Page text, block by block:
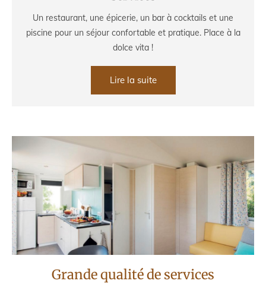
Un restaurant, une épicerie, un bar à cocktails et une
piscine pour un séjour confortable et pratique. Place à la
dolce vita !
Lire la suite
Grande qualité de services